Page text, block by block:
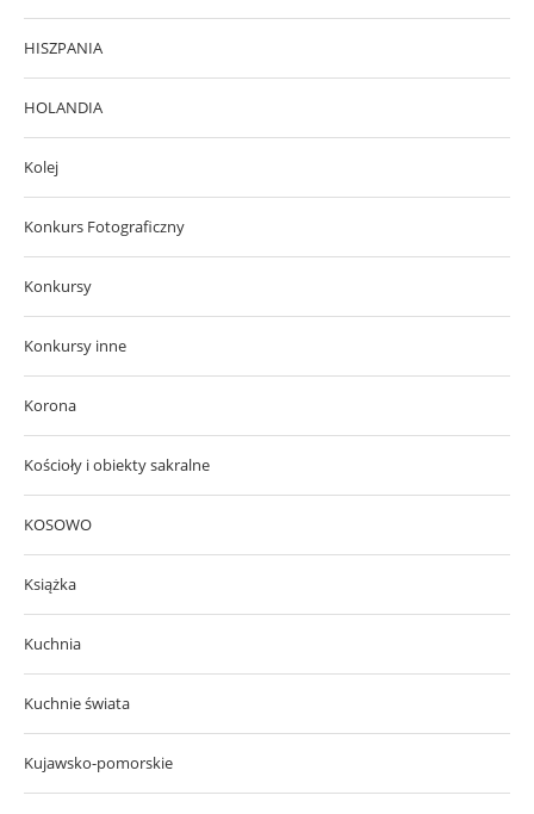
HISZPANIA
HOLANDIA
Kolej
Konkurs Fotograficzny
Konkursy
Konkursy inne
Korona
Kościoły i obiekty sakralne
KOSOWO
Książka
Kuchnia
Kuchnie świata
Kujawsko-pomorskie